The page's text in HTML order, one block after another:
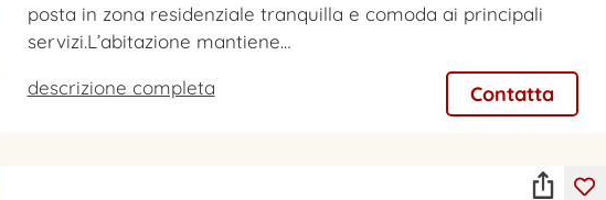
posta in zona residenziale tranquilla e comoda ai principali
servizi.L’abitazione mantiene…
descrizione completa
Contatta